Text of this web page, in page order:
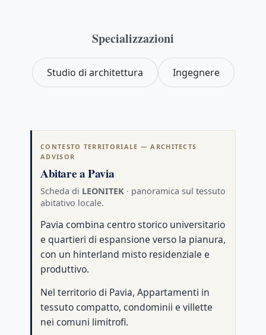
Specializzazioni
Studio di architettura Ingegnere
CONTESTO TERRITORIALE — ARCHITECTS
ADVISOR
Abitare a Pavia
Scheda di LEONITEK · panoramica sul tessuto
abitativo locale.
Pavia combina centro storico universitario
e quartieri di espansione verso la pianura,
con un hinterland misto residenziale e
produttivo.
Nel territorio di Pavia, Appartamenti in
tessuto compatto, condominii e villette
nei comuni limitrofi.